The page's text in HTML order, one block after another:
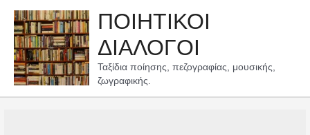
περιεχόμενο
ΠΟΙΗΤΙΚΟΙ
ΔΙΑΛΟΓΟΙ
Ταξίδια ποίησης, πεζογραφίας, μουσικής,
ζωγραφικής.